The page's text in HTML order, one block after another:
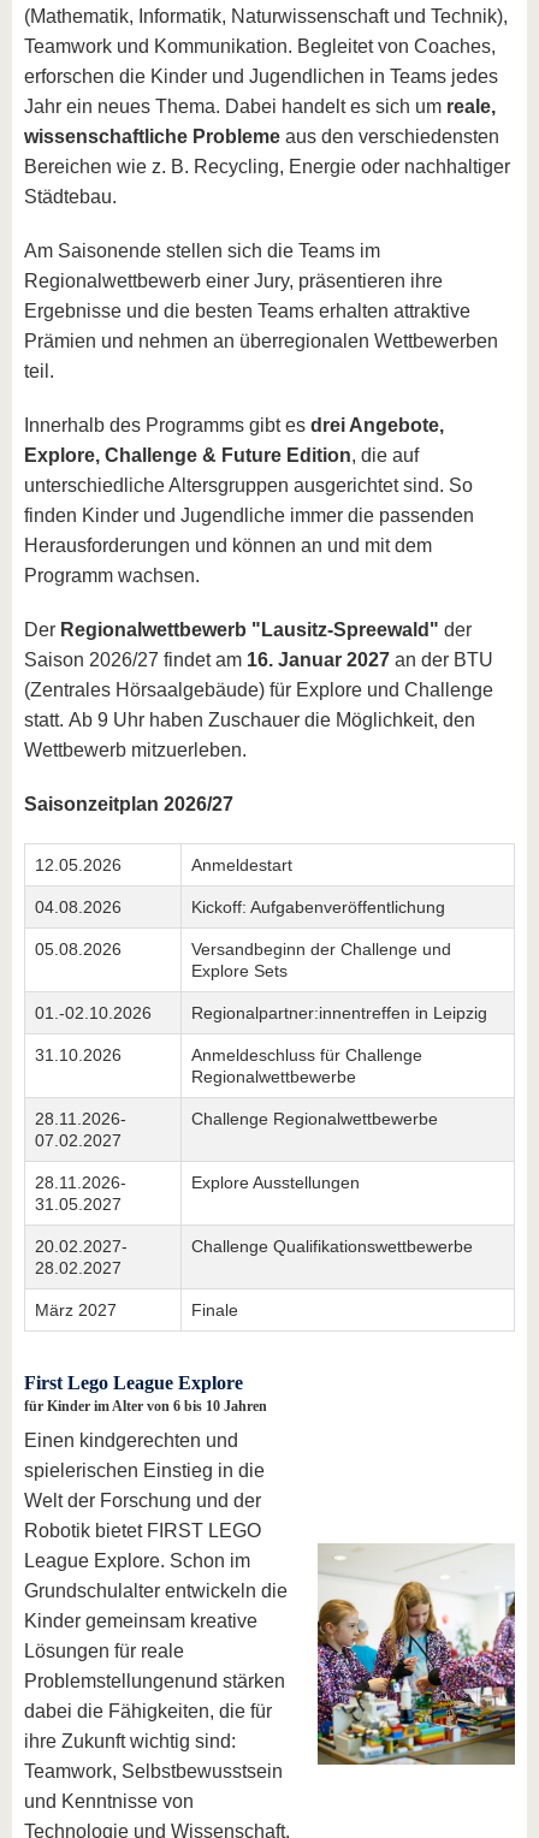
(Mathematik, Informatik, Naturwissenschaft und Technik),
Teamwork und Kommunikation. Begleitet von Coaches,
erforschen die Kinder und Jugendlichen in Teams jedes
Jahr ein neues Thema. Dabei handelt es sich um reale,
wissenschaftliche Probleme aus den verschiedensten
Bereichen wie z. B. Recycling, Energie oder nachhaltiger
Städtebau.
Am Saisonende stellen sich die Teams im
Regionalwettbewerb einer Jury, präsentieren ihre
Ergebnisse und die besten Teams erhalten attraktive
Prämien und nehmen an überregionalen Wettbewerben
teil.
Innerhalb des Programms gibt es drei Angebote,
Explore, Challenge & Future Edition, die auf
unterschiedliche Altersgruppen ausgerichtet sind. So
finden Kinder und Jugendliche immer die passenden
Herausforderungen und können an und mit dem
Programm wachsen.
Der Regionalwettbewerb "Lausitz-Spreewald" der
Saison 2026/27 findet am 16. Januar 2027 an der BTU
(Zentrales Hörsaalgebäude) für Explore und Challenge
statt. Ab 9 Uhr haben Zuschauer die Möglichkeit, den
Wettbewerb mitzuerleben.
Saisonzeitplan 2026/27
12.05.2026 Anmeldestart
04.08.2026 Kickoff: Aufgabenveröffentlichung
05.08.2026
Versandbeginn der Challenge und
Explore Sets
01.-02.10.2026 Regionalpartner:innentreffen in Leipzig
31.10.2026
Anmeldeschluss für Challenge
Regionalwettbewerbe
28.11.2026-
07.02.2027
Challenge Regionalwettbewerbe
28.11.2026-
31.05.2027
Explore Ausstellungen
20.02.2027-
28.02.2027
Challenge Qualifikationswettbewerbe
März 2027 Finale
First Lego League Explore
für Kinder im Alter von 6 bis 10 Jahren
Einen kindgerechten und
spielerischen Einstieg in die
Welt der Forschung und der
Robotik bietet FIRST LEGO
League Explore. Schon im
Grundschulalter entwickeln die
Kinder gemeinsam kreative
Lösungen für reale
Problemstellungenund stärken
dabei die Fähigkeiten, die für
ihre Zukunft wichtig sind:
Teamwork, Selbstbewusstsein
und Kenntnisse von
Technologie und Wissenschaft.